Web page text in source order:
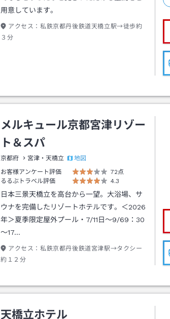
用意しています。
アクセス： 私鉄京都丹後鉄道天橋立駅→徒歩約
３分
メルキュール京都宮津リゾー
ト＆スパ
京都府 宮津・天橋立
地図
お客様アンケート評価
72点
るるぶトラベル評価
4.3
日本三景天橋立を高台から一望。大浴場、サ
ウナを完備したリゾートホテルです。＜2026
年＞夏季限定屋外プール・7/11日～9/69：30
～17…
アクセス： 私鉄京都丹後鉄道宮津駅→タクシー
約１２分
天橋立ホテル